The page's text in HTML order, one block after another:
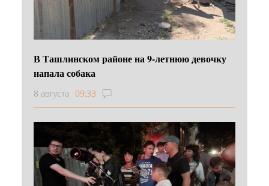
В Ташлинском районе на 9-летнюю девочку
напала собака
8 августа 09:33